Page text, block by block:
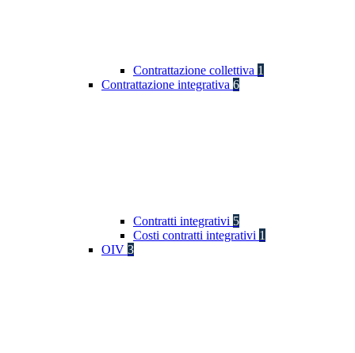
Contrattazione collettiva 1
Contrattazione integrativa 6
Contratti integrativi 5
Costi contratti integrativi 1
OIV 3